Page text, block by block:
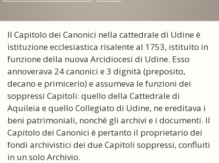
Il Capitolo dei Canonici nella cattedrale di Udine è
istituzione ecclesiastica risalente al 1753, istituito in
funzione della nuova Arcidiocesi di Udine. Esso
annoverava 24 canonici e 3 dignità (preposito,
decano e primicerio) e assumeva le funzioni dei
soppressi Capitoli: quello della Cattedrale di
Aquileia e quello Collegiato di Udine, ne ereditava i
beni patrimoniali, nonché gli archivi e i documenti. Il
Capitolo dei Canonici è pertanto il proprietario dei
fondi archivistici dei due Capitoli soppressi, confluiti
in un solo Archivio.